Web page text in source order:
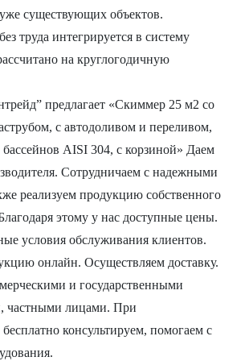
существующих объектов.
труда интегрируется в систему
на круглогодичную
предлагает «Скиммер 25 м2 со
с автодоливом и переливом,
AISI 304, с корзиной» Даем
Сотрудничаем с надежными
реализуем продукцию собственного
этому у нас доступные цены.
условия обслуживания клиентов.
онлайн. Осуществляем доставку.
и государственными
частными лицами. При
консультируем, помогаем с